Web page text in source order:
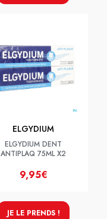
ELGYDIUM
ELGYDIUM DENT
ANTIPLAQ 75ML X2
9,95€
JE LE PRENDS !